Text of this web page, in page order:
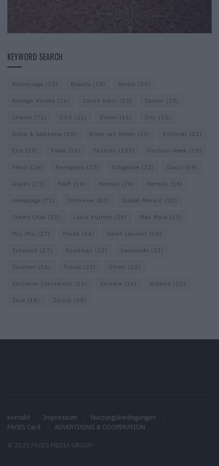
KEYWORD SEARCH
Balenciaga (20) Beauty (18) Berlin (29)
Bottega Veneta (26) Calvin Klein (22) Cartier (25)
Chanel (71) COS (21) Diesel (16) Dior (52)
Dolce & Gabbana (18) Dries van Noten (20) Editorial (42)
Etro (18) Falke (35) Fashion (103) Fashion Week (19)
Fendi (26) Ferragamo (27) Fotografie (22) Gucci (69)
Guess (17) H&M (18) Hermes (20) Hermès (18)
homepage (71) Interview (82) Isabel Marant (23)
Jimmy Choo (20) Louis Vuitton (58) Max Mara (30)
Miu Miu (27) Prada (44) Saint Laurent (30)
Schmuck (17) Sportmax (22) Swarovski (23)
Taschen (16) Travel (23) Uhren (33)
Vacheron Constantin (16) Versace (26) Wolford (20)
Zara (18) Zürich (38)
kontakt Impressum
Nutzungsbedingungen
FACES Card
ADVERTISING & COOPERATION
© 2025 FACES MEDIA GROUP